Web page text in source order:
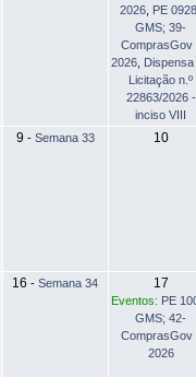
2026 PE
GMS; 39-
ComprasGov
2026 Dispensa
Licitação n.º
22863/2026 -
inciso VIII
9 - Semana 33 10
16 -Semana 34 17
Eventos: PE
GMS; 42-
ComprasGov
2026